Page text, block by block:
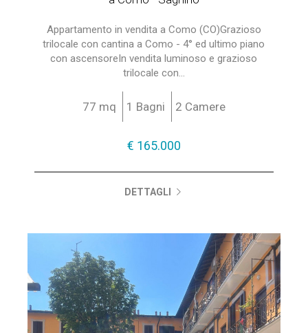
Appartamento in vendita a Como (CO)Grazioso
trilocale con cantina a Como - 4° ed ultimo piano
con ascensoreIn vendita luminoso e grazioso
trilocale con...
77 mq 1 Bagni 2 Camere
€ 165.000
DETTAGLI